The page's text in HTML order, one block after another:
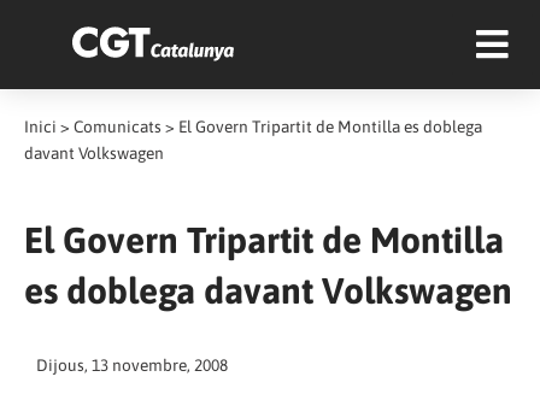
Inici > Comunicats > El Govern Tripartit de Montilla es doblega
davant Volkswagen
El Govern Tripartit de Montilla
es doblega davant Volkswagen
Dijous, 13 novembre, 2008